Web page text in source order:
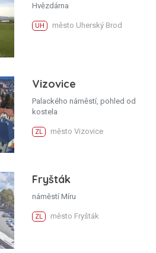
Hvězdárna
UH město Uherský Brod
Vizovice
Palackého náměstí, pohled od
kostela
ZL město Vizovice
Fryšták
náměstí Míru
ZL město Fryšták